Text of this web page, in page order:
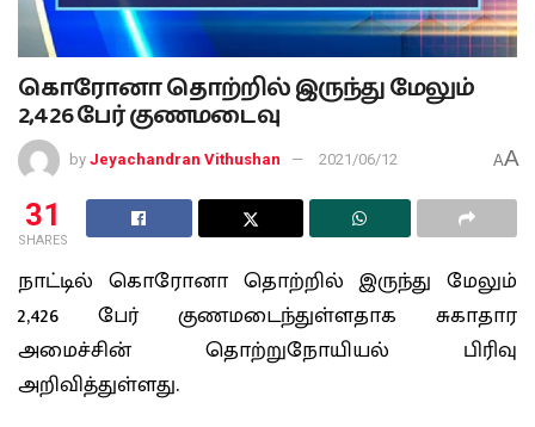
கொரோனா தொற்றில் இருந்து மேலும்
2,426 பேர் குணமடைவு
by Jeyachandran Vithushan 2021/06/12 AA
31
SHARES
நாட்டில் கொரோனா தொற்றில் இருந்து மேலும்
2,426 பேர் குணமடைந்துள்ளதாக சுகாதார
அமைச்சின் தொற்றுநோயியல் பிரிவு
அறிவித்துள்ளது.